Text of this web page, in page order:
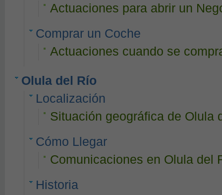
Actuaciones para abrir un
Comprar un Coche
Actuaciones cuando se
Olula del Río
Localización
Situación geográfica de Olula
Cómo Llegar
Comunicaciones en Olula del
Historia